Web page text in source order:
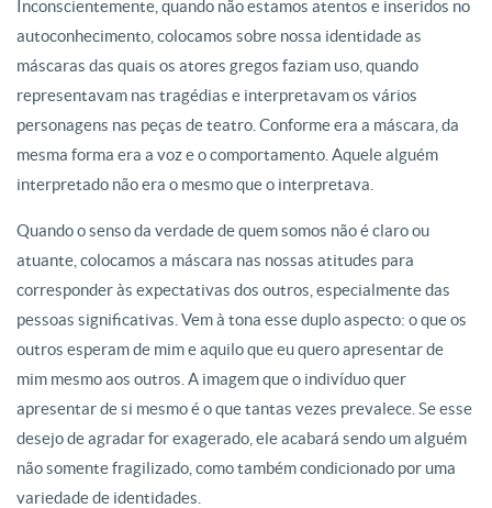
Inconscientemente, quando não estamos atentos e inseridos no
autoconhecimento, colocamos sobre nossa identidade as
máscaras das quais os atores gregos faziam uso, quando
representavam nas tragédias e interpretavam os vários
personagens nas peças de teatro. Conforme era a máscara, da
mesma forma era a voz e o comportamento. Aquele alguém
interpretado não era o mesmo que o interpretava.
Quando o senso da verdade de quem somos não é claro ou
atuante, colocamos a máscara nas nossas atitudes para
corresponder às expectativas dos outros, especialmente das
pessoas significativas. Vem à tona esse duplo aspecto: o que os
outros esperam de mim e aquilo que eu quero apresentar de
mim mesmo aos outros. A imagem que o indivíduo quer
apresentar de si mesmo é o que tantas vezes prevalece. Se esse
desejo de agradar for exagerado, ele acabará sendo um alguém
não somente fragilizado, como também condicionado por uma
variedade de identidades.